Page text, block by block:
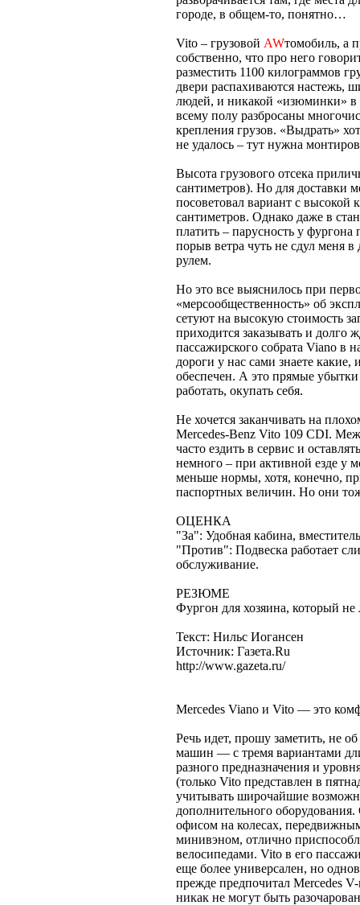
городе, в общем-то, понятно…
Vito – грузовой AWтомобиль, а
собственно, что про него
разместить 1100 килограммов
двери распахиваются настежь,
людей, и никакой «изюминки» в
всему полу разбросаны
крепления грузов. «Выдрать»
не удалось – тут нужна
Высота грузового отсека
сантиметров). Но для доставки
посоветовал вариант с
сантиметров. Однако даже в
платить – парусность у
порыв ветра чуть не сдул меня
рулем.
Но это все выяснилось при
«мерсообщественность» об
сетуют на высокую стоимость
приходится заказывать и долго
пассажирского собрата Viano в
дороги у нас сами знаете какие,
обеспечен. А это прямые
работать, окупать себя.
Не хочется заканчивать на
Mercedes-Benz Vito 109 CDI.
часто ездить в сервис и
немного – при активной езде у
меньше нормы, хотя, конечно,
паспортных величин. Но они
ОЦЕНКА
"За": Удобная кабина,
"Против": Подвеска работает
обслуживание.
РЕЗЮМЕ
Фургон для хозяина, который
Текст: Нильс Иогансен
Источник: Газета.Ru
http://www.gazeta.ru/
Mercedes Viano и Vito — это
Речь идет, прошу заметить, не
машин — с тремя вариантами
разного предназначения и
(только Vito представлен в
учитывать широчайшие
дополнительного
офисом на колесах,
минивэном, отлично
велосипедами. Vito в его
еще более универсален, но
прежде предпочитал Mercedes
никак не могут быть